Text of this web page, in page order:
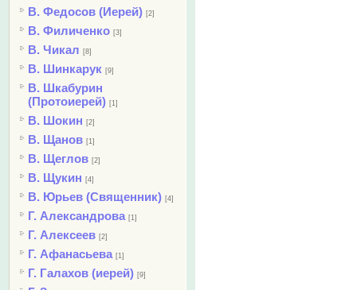
В. Федосов (Иерей) [2]
В. Филиченко [3]
В. Чикал [8]
В. Шинкарук [9]
В. Шкабурин
(Протоиерей) [1]
В. Шокин [2]
В. Щанов [1]
В. Щеглов [2]
В. Щукин [4]
В. Юрьев (Священник) [4]
Г. Александрова [1]
Г. Алексеев [2]
Г. Афанасьева [1]
Г. Галахов (иерей) [9]